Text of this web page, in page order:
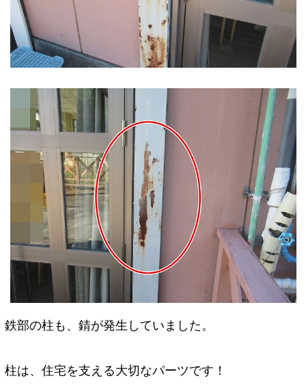
鉄部の柱も、錆が発生していました。
柱は、住宅を支える大切なパーツです！